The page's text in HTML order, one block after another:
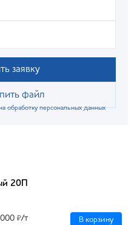
заявку
файл
обработку персональных данных
20П
₽/т В корзину